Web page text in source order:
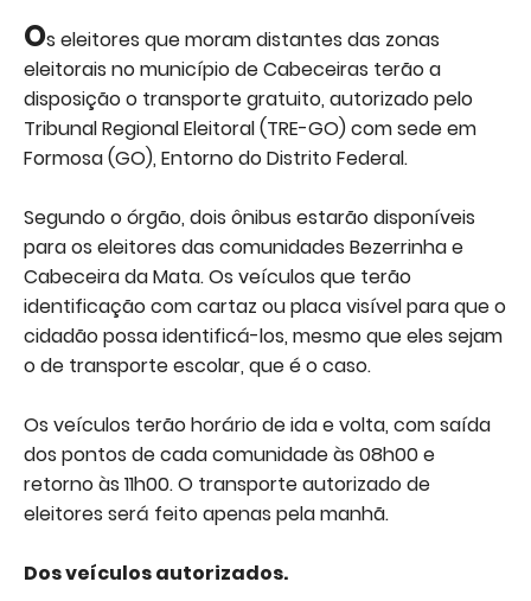
Os eleitores que moram distantes das zonas
eleitorais no município de Cabeceiras terão a
disposição o transporte gratuito, autorizado pelo
Tribunal Regional Eleitoral (TRE-GO) com sede em
Formosa (GO), Entorno do Distrito Federal.
Segundo o órgão, dois ônibus estarão disponíveis
para os eleitores das comunidades Bezerrinha e
Cabeceira da Mata. Os veículos que terão
identificação com cartaz ou placa visível para que o
cidadão possa identificá-los, mesmo que eles sejam
o de transporte escolar, que é o caso.
Os veículos terão horário de ida e volta, com saída
dos pontos de cada comunidade às 08h00 e
retorno às 11h00. O transporte autorizado de
eleitores será feito apenas pela manhã.
Dos veículos autorizados.